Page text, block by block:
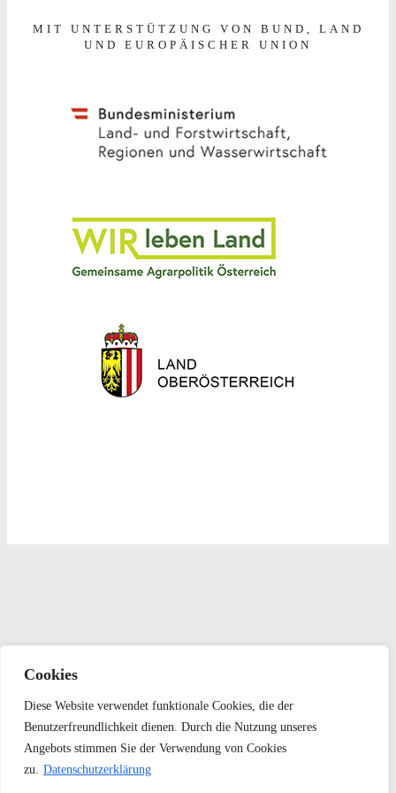
Cookies
Diese Website verwendet funktionale Cookies, die der
Benutzerfreundlichkeit dienen. Durch die Nutzung unseres
Angebots stimmen Sie der Verwendung von Cookies
zu. Datenschutzerklärung
MIT UNTERSTÜTZUNG VON BUND, LAND
UND EUROPÄISCHER UNION